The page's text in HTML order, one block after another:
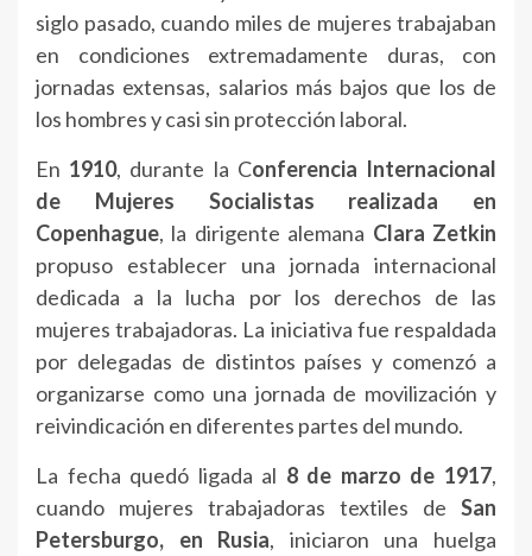
siglo pasado, cuando miles de mujeres trabajaban
en condiciones extremadamente duras, con
jornadas extensas, salarios más bajos que los de
los hombres y casi sin protección laboral.
En 1910, durante la Conferencia Internacional
de Mujeres Socialistas realizada en
Copenhague, la dirigente alemana Clara Zetkin
propuso establecer una jornada internacional
dedicada a la lucha por los derechos de las
mujeres trabajadoras. La iniciativa fue respaldada
por delegadas de distintos países y comenzó a
organizarse como una jornada de movilización y
reivindicación en diferentes partes del mundo.
La fecha quedó ligada al 8 de marzo de 1917,
cuando mujeres trabajadoras textiles de San
Petersburgo, en Rusia, iniciaron una huelga